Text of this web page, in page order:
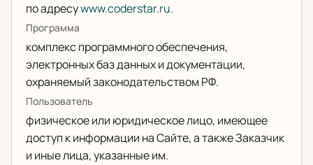
по адресуwww.coderstar.ru.
Программа
комплекс программного обеспечения,
электронных баз данных и документации,
охраняемый законодательством РФ.
Пользователь
физическое или юридическое лицо, имеющее
доступ к информации на Сайте, а также Заказчик
и иные лица, указанные им.